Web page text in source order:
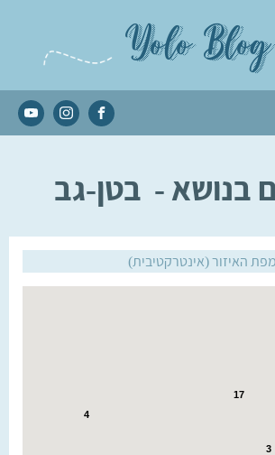
Yolo Blog
בנושא - בטן-גב
מפת האיזור (אינטרקטיבית)
17
3
4